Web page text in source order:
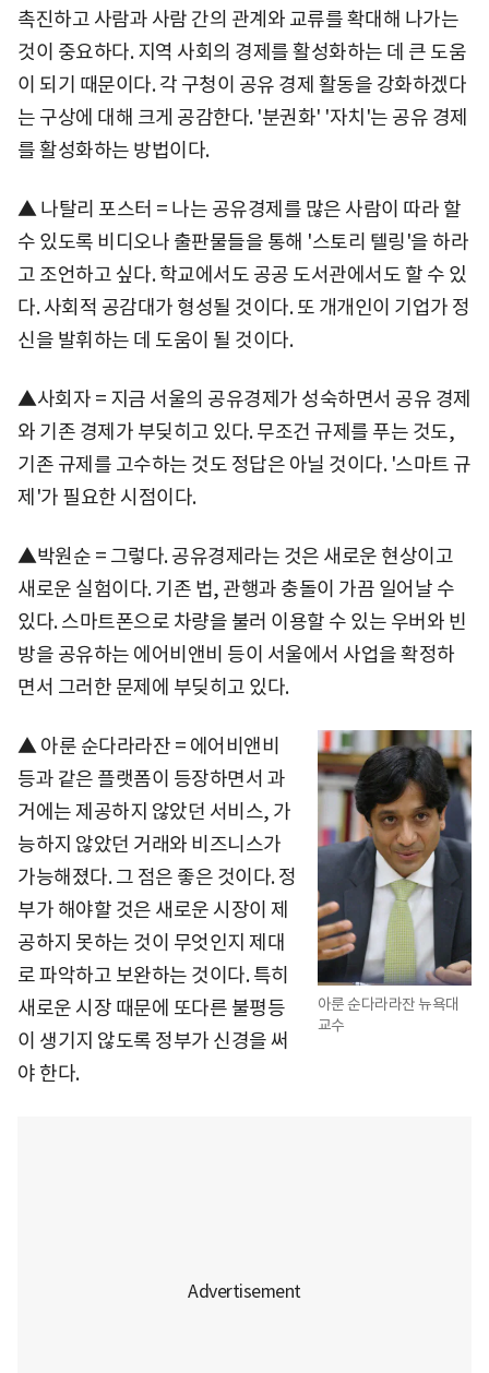
촉진하고 사람과 사람 간의 관계와 교류를 확대해 나가는
것이 중요하다. 지역 사회의 경제를 활성화하는 데 큰 도움
이 되기 때문이다. 각 구청이 공유 경제 활동을 강화하겠다
는 구상에 대해 크게 공감한다. '분권화' '자치'는 공유 경제
를 활성화하는 방법이다.
▲ 나탈리 포스터 = 나는 공유경제를 많은 사람이 따라 할
수 있도록 비디오나 출판물들을 통해 '스토리 텔링'을 하라
고 조언하고 싶다. 학교에서도 공공 도서관에서도 할 수 있
다. 사회적 공감대가 형성될 것이다. 또 개개인이 기업가 정
신을 발휘하는 데 도움이 될 것이다.
▲사회자 = 지금 서울의 공유경제가 성숙하면서 공유 경제
와 기존 경제가 부딪히고 있다. 무조건 규제를 푸는 것도,
기존 규제를 고수하는 것도 정답은 아닐 것이다. '스마트 규
제'가 필요한 시점이다.
▲박원순 = 그렇다. 공유경제라는 것은 새로운 현상이고
새로운 실험이다. 기존 법, 관행과 충돌이 가끔 일어날 수
있다. 스마트폰으로 차량을 불러 이용할 수 있는 우버와 빈
방을 공유하는 에어비앤비 등이 서울에서 사업을 확정하
면서 그러한 문제에 부딪히고 있다.
아룬 순다라라잔 뉴욕대
교수
▲ 아룬 순다라라잔 = 에어비앤비
등과 같은 플랫폼이 등장하면서 과
거에는 제공하지 않았던 서비스, 가
능하지 않았던 거래와 비즈니스가
가능해졌다. 그 점은 좋은 것이다. 정
부가 해야할 것은 새로운 시장이 제
공하지 못하는 것이 무엇인지 제대
로 파악하고 보완하는 것이다. 특히
새로운 시장 때문에 또다른 불평등
이 생기지 않도록 정부가 신경을 써
야 한다.